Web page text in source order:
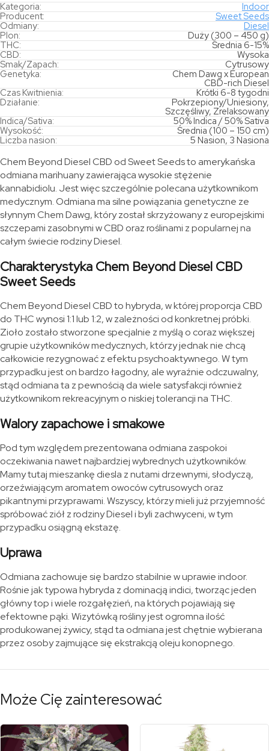
Kategoria:
Indoor
Producent:
Sweet Seeds
Odmiany:
Diesel
Plon:
Duży (300 – 450 g)
THC:
Średnia 6-15%
CBD:
Wysoka
Smak/Zapach:
Cytrusowy
Genetyka:
Chem Dawg x European
CBD-rich Diesel
Czas Kwitnienia:
Krótki 6-8 tygodni
Działanie:
Pokrzepiony/Uniesiony,
Szczęśliwy, Zrelaksowany
Indica/Sativa:
50% Indica / 50% Sativa
Wysokość:
Średnia (100 – 150 cm)
Liczba nasion:
5 Nasion, 3 Nasiona
Chem Beyond Diesel CBD od Sweet Seeds to amerykańska
odmiana marihuany zawierająca wysokie stężenie
kannabidiolu. Jest więc szczególnie polecana użytkownikom
medycznym. Odmiana ma silne powiązania genetyczne ze
słynnym Chem Dawg, który został skrzyżowany z europejskimi
szczepami zasobnymi w CBD oraz roślinami z popularnej na
całym świecie rodziny Diesel.
Charakterystyka Chem Beyond Diesel CBD
Sweet Seeds
Chem Beyond Diesel CBD to hybryda, w której proporcja CBD
do THC wynosi 1:1 lub 1:2, w zależności od konkretnej próbki.
Zioło zostało stworzone specjalnie z myślą o coraz większej
grupie użytkowników medycznych, którzy jednak nie chcą
całkowicie rezygnować z efektu psychoaktywnego. W tym
przypadku jest on bardzo łagodny, ale wyraźnie odczuwalny,
stąd odmiana ta z pewnością da wiele satysfakcji również
użytkownikom rekreacyjnym o niskiej tolerancji na THC.
Walory zapachowe i smakowe
Pod tym względem prezentowana odmiana zaspokoi
oczekiwania nawet najbardziej wybrednych użytkowników.
Mamy tutaj mieszankę diesla z nutami drzewnymi, słodyczą,
orzeźwiającym aromatem owoców cytrusowych oraz
pikantnymi przyprawami. Wszyscy, którzy mieli już przyjemność
spróbować ziół z rodziny Diesel i byli zachwyceni, w tym
przypadku osiągną ekstazę.
Uprawa
Odmiana zachowuje się bardzo stabilnie w uprawie indoor.
Rośnie jak typowa hybryda z dominacją indici, tworząc jeden
główny top i wiele rozgałęzień, na których pojawiają się
efektowne pąki. Wizytówką rośliny jest ogromna ilość
produkowanej żywicy, stąd ta odmiana jest chętnie wybierana
przez osoby zajmujące się ekstrakcją oleju konopnego.
Może Cię zainteresować